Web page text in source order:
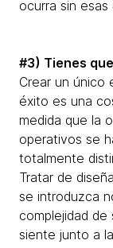
ocurra sin esas
#3) Tienes
Crear un único
éxito es una
medida que la
operativos se
totalmente
Tratar de
se introduzca
complejidad
siente junto a